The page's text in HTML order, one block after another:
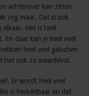
achterover kan zitten
zeg maar. Dat is ook
Het is heel
En daar kan je heel veel
heel veel gelachen
het ook zo waardevol.
Er wordt heel veel
is herkenbaar en dat